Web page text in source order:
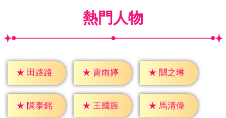
熱門人物
★ 田路路 ★ 曹雨婷 ★ 關之琳
★ 陳泰銘 ★ 王國旌 ★ 馬清偉